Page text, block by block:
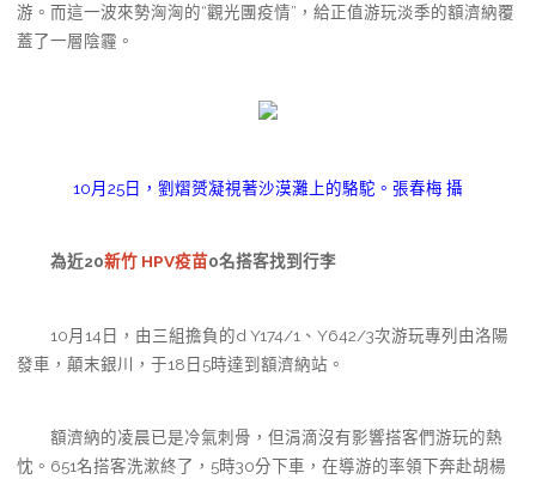
游。而這一波來勢洶洶的“觀光團疫情”，給正值游玩淡季的額濟納覆
蓋了一層陰霾。
10月25日，劉熠赟凝視著沙漠灘上的駱駝。張春梅 攝
為近20新竹 HPV疫苗0名搭客找到行李
10月14日，由三組擔負的d Y174/1、Y642/3次游玩專列由洛陽
發車，顛末銀川，于18日5時達到額濟納站。
額濟納的凌晨已是冷氣刺骨，但涓滴沒有影響搭客們游玩的熱
忱。651名搭客洗漱終了，5時30分下車，在導游的率領下奔赴胡楊